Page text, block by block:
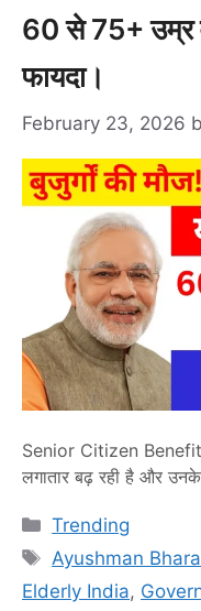
60 से 75+ उम्र
फायदा।
February 23, 2026
Senior Citizen
लगातार बढ़ रही है और
सुविधाओं की घोषणा की है।
सिटीजन को आर्थिक
…Read more
Categories
Trending
Tags
Ayushman
Elderly India,